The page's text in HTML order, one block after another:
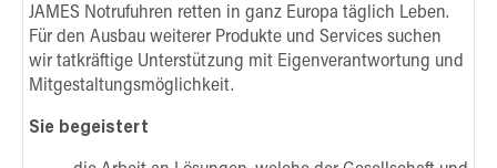
JAMES Notrufuhren retten in ganz Europa täglich Leben.
Für den Ausbau weiterer Produkte und Services suchen
wir tatkräftige Unterstützung mit Eigenverantwortung und
Mitgestaltungsmöglichkeit.
Sie begeistert